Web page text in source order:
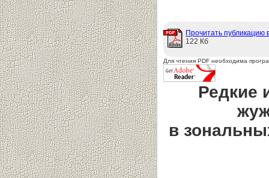
Прочитать публикацию
122 Кб
Для чтения PDF необходима
Редкие
в